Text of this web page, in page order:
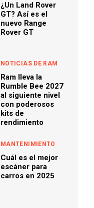
¿Un Land Rover
GT? Así es el
nuevo Range
Rover GT
NOTICIAS DE RAM
Ram lleva la
Rumble Bee 2027
al siguiente nivel
con poderosos
kits de
rendimiento
MANTENIMIENTO
Cuál es el mejor
escáner para
carros en 2025